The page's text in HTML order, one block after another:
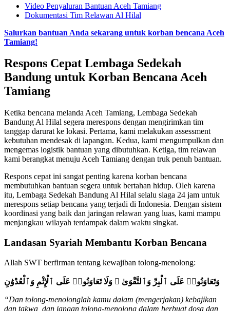
Video Penyaluran Bantuan Aceh Tamiang
Dokumentasi Tim Relawan Al Hilal
Salurkan bantuan Anda sekarang untuk korban bencana Aceh
Tamiang!
Respons Cepat Lembaga Sedekah
Bandung untuk Korban Bencana Aceh
Tamiang
Ketika bencana melanda Aceh Tamiang, Lembaga Sedekah
Bandung Al Hilal segera merespons dengan mengirimkan tim
tanggap darurat ke lokasi. Pertama, kami melakukan assessment
kebutuhan mendesak di lapangan. Kedua, kami mengumpulkan dan
mengemas logistik bantuan yang dibutuhkan. Ketiga, tim relawan
kami berangkat menuju Aceh Tamiang dengan truk penuh bantuan.
Respons cepat ini sangat penting karena korban bencana
membutuhkan bantuan segera untuk bertahan hidup. Oleh karena
itu, Lembaga Sedekah Bandung Al Hilal selalu siaga 24 jam untuk
merespons setiap bencana yang terjadi di Indonesia. Dengan sistem
koordinasi yang baik dan jaringan relawan yang luas, kami mampu
menjangkau wilayah terdampak dalam waktu singkat.
Landasan Syariah Membantu Korban Bencana
Allah SWT berfirman tentang kewajiban tolong-menolong:
وَتَعَاوَنُوا۟ عَلَى ٱلْبِرِّ وَٱلتَّقْوَىٰ ۖ وَلَا تَعَاوَنُوا۟ عَلَى ٱلْإِثْمِ وَٱلْعُدْوَٰنِ
“Dan tolong-menolonglah kamu dalam (mengerjakan) kebajikan
dan takwa, dan jangan tolong-menolong dalam berbuat dosa dan